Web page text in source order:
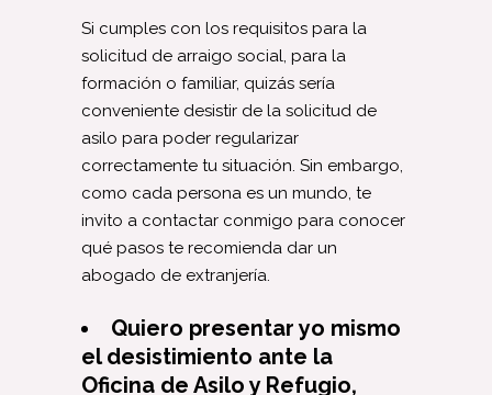
Si cumples con los requisitos para la
solicitud de arraigo social, para la
formación o familiar, quizás sería
conveniente desistir de la solicitud de
asilo para poder regularizar
correctamente tu situación. Sin embargo,
como cada persona es un mundo, te
invito a contactar conmigo para conocer
qué pasos te recomienda dar un
abogado de extranjería.
Quiero presentar yo mismo
el desistimiento ante la
Oficina de Asilo y Refugio,